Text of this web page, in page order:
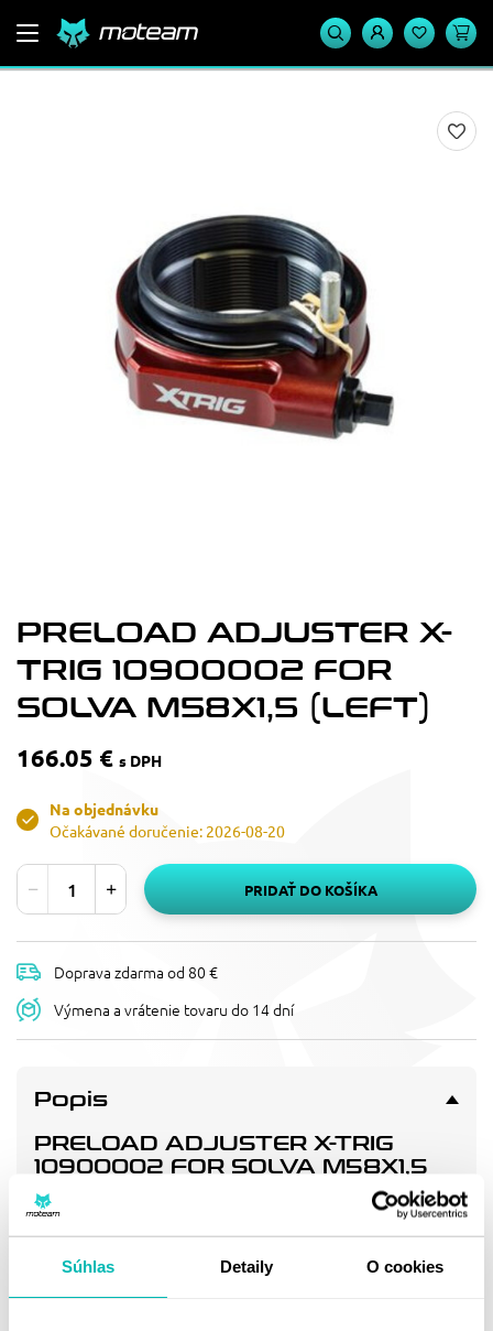
Súhlas Detaily O cookies
PRELOAD ADJUSTER X-
TRIG 10900002 FOR
SOLVA M58X1,5 (LEFT)
166.05 € s DPH
Na objednávku
Očakávané doručenie: 2026-08-20
PRIDAŤ DO KOŠÍKA
Doprava zdarma od 80 €
Výmena a vrátenie tovaru do 14 dní
Popis
PRELOAD ADJUSTER X-TRIG
10900002 FOR SOLVA M58X1,5
(LEFT)
preload adjuster Solva M58x1,5 , Left.
Doprava a vrátenie